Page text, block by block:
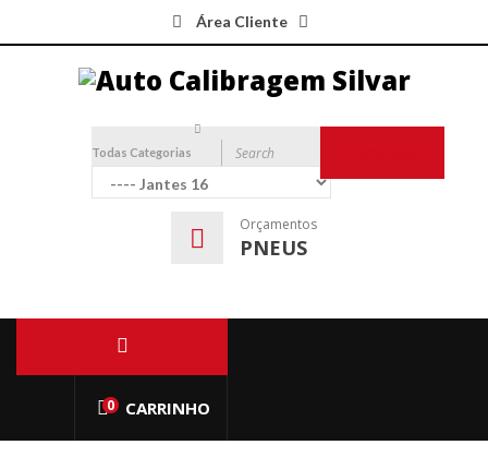
Área Cliente
Todas Categorias
Orçamentos
PNEUS
0 CARRINHO